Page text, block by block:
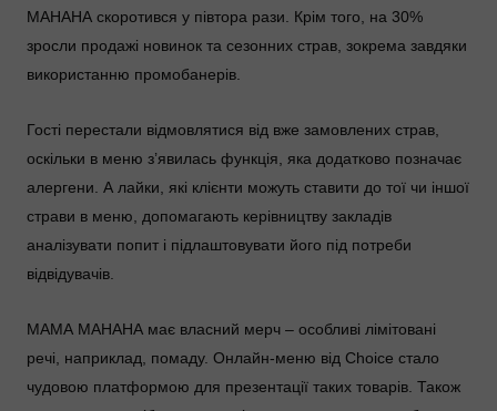
МАНАНА скоротився у півтора рази. Крім того, на 30%
зросли продажі новинок та сезонних страв, зокрема завдяки
використанню промобанерів.
Гості перестали відмовлятися від вже замовлених страв,
оскільки в меню з’явилась функція, яка додатково позначає
алергени. А лайки, які клієнти можуть ставити до тої чи іншої
страви в меню, допомагають керівництву закладів
аналізувати попит і підлаштовувати його під потреби
відвідувачів.
МАМА МАНАНА має власний мерч – особливі лімітовані
речі, наприклад, помаду. Онлайн-меню від Choice стало
чудовою платформою для презентації таких товарів. Також